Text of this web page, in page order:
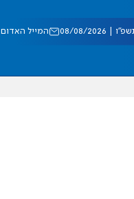
08/2026 המייל האדום